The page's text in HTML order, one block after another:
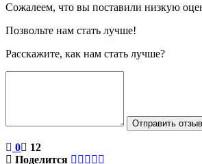
Сожалеем, что вы поставили низкую
Позвольте нам стать лучше!
Расскажите, как нам стать лучше?
Отправить отзыв
0
12
Поделится